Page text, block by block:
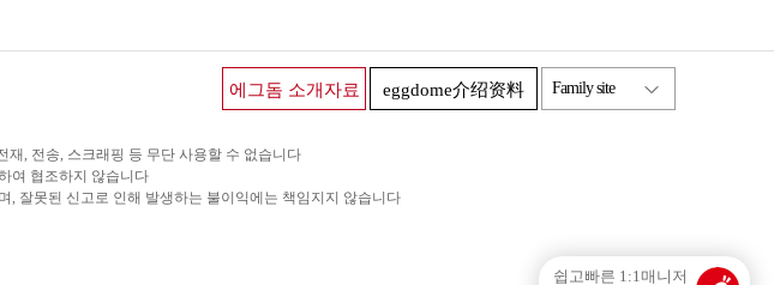
쉽고빠른 1:1매니저
에그돔 소개자료 eggdome介绍资料 Family site
, 전송, 스크래핑 등 무단 사용할 수 없습니다
여 협조하지 않습니다
, 잘못된 신고로 인해 발생하는 불이익에는 책임지지 않습니다